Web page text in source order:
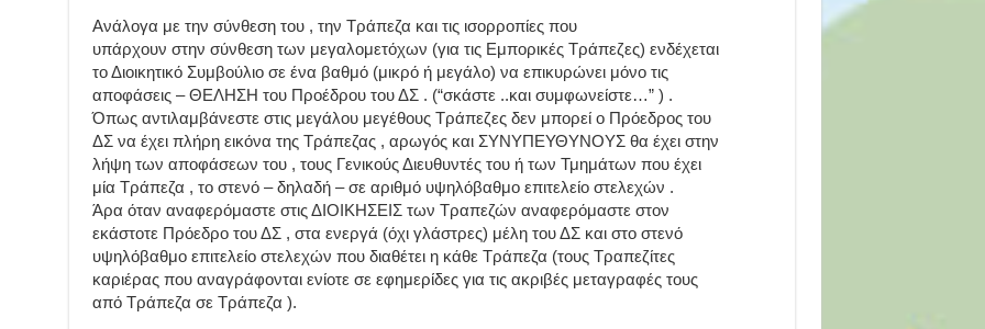
Ανάλογα με την σύνθεση του , την Τράπεζα και τις ισορροπίες που
υπάρχουν στην σύνθεση των μεγαλομετόχων (για τις Εμπορικές Τράπεζες) ενδέχεται
το Διοικητικό Συμβούλιο σε ένα βαθμό (μικρό ή μεγάλο) να επικυρώνει μόνο τις
αποφάσεις – ΘΕΛΗΣΗ του Προέδρου του ΔΣ . (“σκάστε ..και συμφωνείστε…” ) .
Όπως αντιλαμβάνεστε στις μεγάλου μεγέθους Τράπεζες δεν μπορεί ο Πρόεδρος του
ΔΣ να έχει πλήρη εικόνα της Τράπεζας , αρωγός και ΣΥΝΥΠΕΥΘΥΝΟΥΣ θα έχει στην
λήψη των αποφάσεων του , τους Γενικούς Διευθυντές του ή των Τμημάτων που έχει
μία Τράπεζα , το στενό – δηλαδή – σε αριθμό υψηλόβαθμο επιτελείο στελεχών .
Άρα όταν αναφερόμαστε στις ΔΙΟΙΚΗΣΕΙΣ των Τραπεζών αναφερόμαστε στον
εκάστοτε Πρόεδρο του ΔΣ , στα ενεργά (όχι γλάστρες) μέλη του ΔΣ και στο στενό
υψηλόβαθμο επιτελείο στελεχών που διαθέτει η κάθε Τράπεζα (τους Τραπεζίτες
καριέρας που αναγράφονται ενίοτε σε εφημερίδες για τις ακριβές μεταγραφές τους
από Τράπεζα σε Τράπεζα ).